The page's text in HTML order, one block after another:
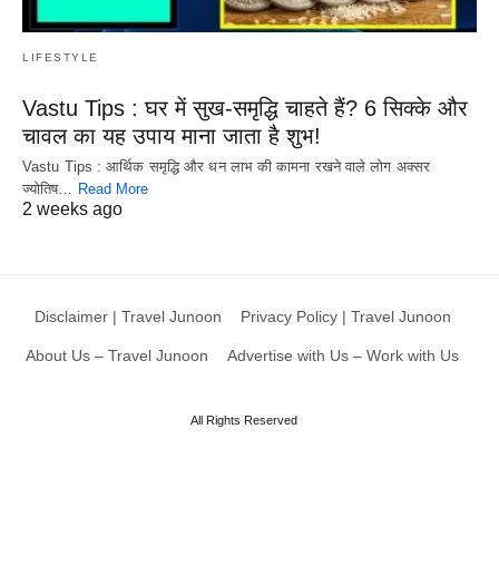
LIFESTYLE
Vastu Tips : घर में सुख-समृद्धि चाहते हैं? 6 सिक्के और
चावल का यह उपाय माना जाता है शुभ!
Vastu Tips : आर्थिक समृद्धि और धन लाभ की कामना रखने वाले लोग अक्सर
ज्योतिष… Read More
2 weeks ago
Disclaimer | Travel Junoon Privacy Policy | Travel Junoon
About Us – Travel Junoon Advertise with Us – Work with Us
All Rights Reserved